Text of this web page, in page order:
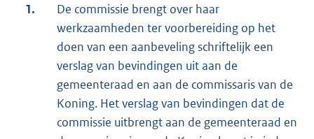
1.
De commissie brengt over haar
werkzaamheden ter voorbereiding op het
doen van een aanbeveling schriftelijk een
verslag van bevindingen uit aan de
gemeenteraad en aan de commissaris van de
Koning. Het verslag van bevindingen dat de
commissie uitbrengt aan de gemeenteraad en